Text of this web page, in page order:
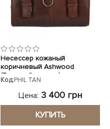
Несессер кожаный
коричневый Ashwood
(Великобритания)
Код:PHIL TAN
Цена: 3 400 грн
КУПИТЬ